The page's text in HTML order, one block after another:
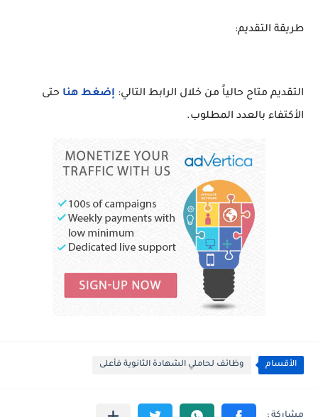
طريقة التقديم:
التقديم متاح حالياً من خلال الرابط التالي: إضغط هنا حتى
الأكتفاء بالعدد المطلوب.
الأقسام وظائف لحاملي الشهادة الثانوية فأعلى